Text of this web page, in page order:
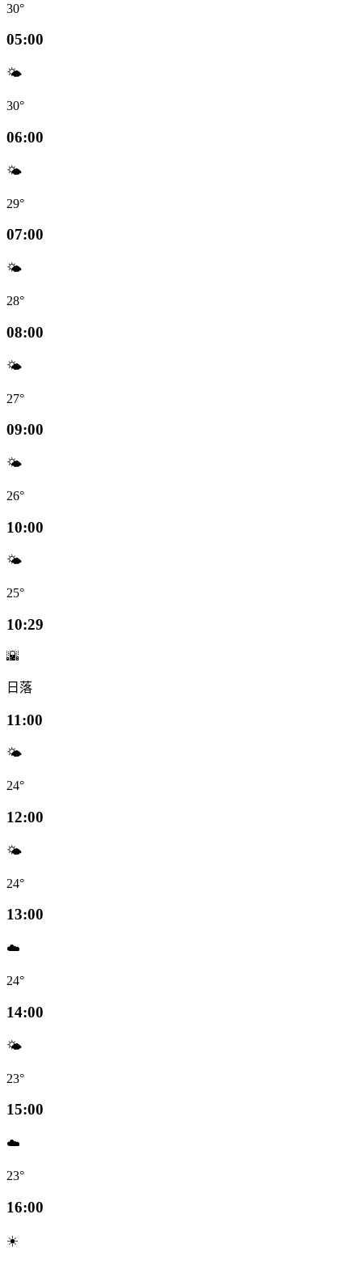
30°
05:00
🌤️
30°
06:00
🌤️
29°
07:00
🌤️
28°
08:00
🌤️
27°
09:00
🌤️
26°
10:00
🌤️
25°
10:29
🌇
日落
11:00
🌤️
24°
12:00
🌤️
24°
13:00
☁️
24°
14:00
🌤️
23°
15:00
☁️
23°
16:00
☀️